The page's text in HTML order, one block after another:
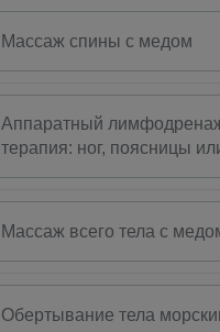
Массаж спины с медом
Аппаратный
терапия: ног, поясницы
Массаж всего тела с
Обертывание тела